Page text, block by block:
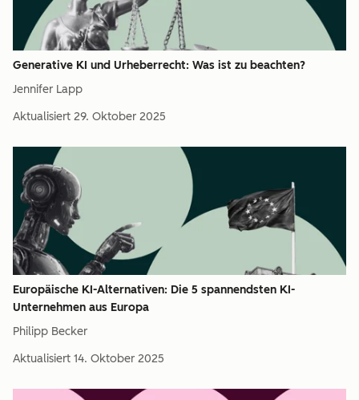
Generative KI und Urheberrecht: Was ist zu beachten?
Jennifer Lapp
Aktualisiert 29. Oktober 2025
Europäische KI-Alternativen: Die 5 spannendsten KI-
Unternehmen aus Europa
Philipp Becker
Aktualisiert 14. Oktober 2025